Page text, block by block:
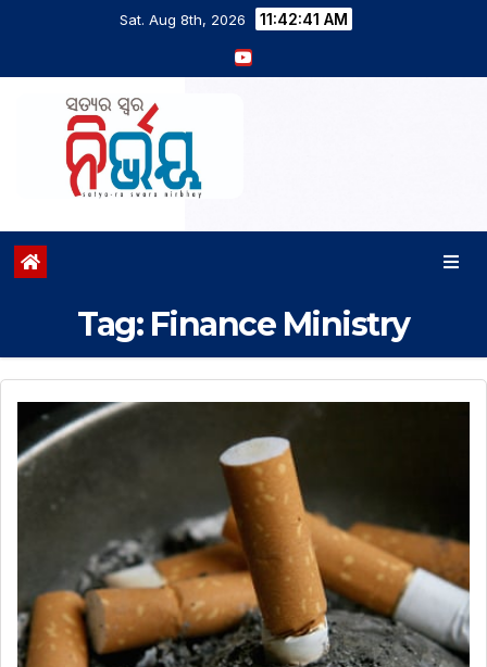
Sat. Aug 8th, 2026 11:42:41 AM
Tag: Finance Ministry